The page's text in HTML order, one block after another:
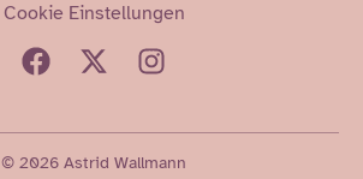
Cookie Einstellungen
© 2026 Astrid Wallmann